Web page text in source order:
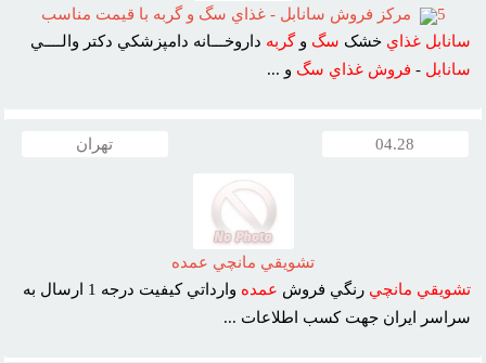
5
مرکز فروش سانابل - غذاي سگ و گربه با قيمت مناسب
سانابل غذاي خشک سگ وگربه داروخـــانه دامپزشکي دکتر والــــي
سانابل - فروش غذاي سگ و ...
04.28 تهران
تشويقي مانچي عمده
تشويقي مانچي رنگي فروش عمده
وارداتي کيفيت درجه 1 ارسال به
سراسر ايران جهت کسب اطلاعات ...